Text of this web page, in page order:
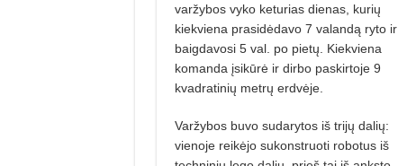
varžybos vyko keturias dienas, kurių
kiekviena prasidėdavo 7 valandą ryto ir
baigdavosi 5 val. po pietų. Kiekviena
komanda įsikūrė ir dirbo paskirtoje 9
kvadratinių metrų erdvėje.
Varžybos buvo sudarytos iš trijų dalių:
vienoje reikėjo sukonstruoti robotus iš